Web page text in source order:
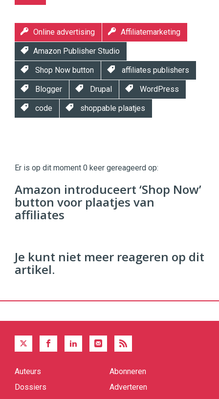
Online advertising Affiliatemarketing
Amazon Publisher Studio
Shop Now button affiliates publishers
Blogger Drupal WordPress
code shoppable plaatjes
|
Digital
Commerce https://twinklemagazine.nl
9654
Er is op dit moment 0 keer gereageerd op:
Amazon introduceert ‘Shop Now’
button voor plaatjes van
affiliates
Je kunt niet meer reageren op dit
artikel.
Quick
Auteurs
Dossiers
Abonneren
Adverteren